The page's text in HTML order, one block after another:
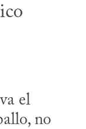
el
no